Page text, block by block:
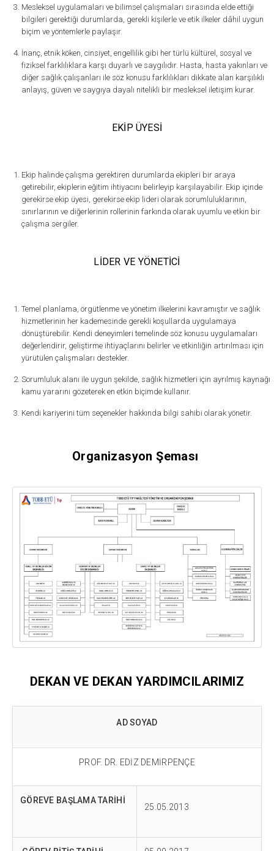
Mesleksel uygulamaları ve bilimsel çalışmaları sırasında elde ettiği
bilgileri gerektiği durumlarda, gerekli kişilerle ve etik ilkeler dâhil uygun
biçim ve yöntemlerle paylaşır.
İnanç, etnik köken, cinsiyet, engellilik gibi her türlü kültürel, sosyal ve
fiziksel farklılıklara karşı duyarlı ve saygılıdır. Hasta, hasta yakınları ve
diğer sağlık çalışanları ile söz konusu farklılıkları dikkate alan karşılıklı
anlayış, güven ve saygıya dayalı nitelikli bir mesleksel iletişim kurar.
EKİP ÜYESİ
Ekip halinde çalışma gerektiren durumlarda ekipleri bir araya
getirebilir, ekiplerin eğitim ihtiyacını belirleyip karşılayabilir. Ekip içinde
gerekirse ekip üyesi, gerekirse ekip lideri olarak sorumluluklarının,
sınırlarının ve diğerlerinin rollerinin farkında olarak uyumlu ve etkin bir
çalışma sergiler.
LİDER VE YÖNETİCİ
Temel planlama, örgütlenme ve yönetim ilkelerini kavramıştır ve sağlık
hizmetlerinin her kademesinde gerekli koşullarda uygulamaya
dönüştürebilir. Kendi deneyimleri temelinde söz konusu uygulamaları
değerlendirir, geliştirme ihtiyaçlarını belirler ve etkinliğin artırılması için
yürütülen çalışmaları destekler.
Sorumluluk alanı ile uygun şekilde, sağlık hizmetleri için ayrılmış kaynağı
kamu yararını gözeterek en etkin biçimde kullanır.
Kendi kariyerini tüm seçenekler hakkında bilgi sahibi olarak yönetir.
Organizasyon Şeması
DEKAN VE DEKAN YARDIMCILARIMIZ
AD SOYAD
PROF. DR. EDİZ DEMİRPENÇE
GÖREVE BAŞLAMA TARİHİ
25.05.2013